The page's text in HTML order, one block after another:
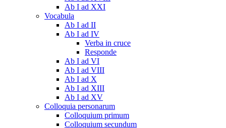
Ab I ad XXI
Vocabula
Ab I ad II
Ab I ad IV
Verba in cruce
Responde
Ab I ad VI
Ab I ad VIII
Ab I ad X
Ab I ad XIII
Ab I ad XV
Colloquia personarum
Colloquium primum
Colloquium secundum